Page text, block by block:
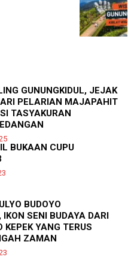
GUNUNGKIDUL, JEJAK
PELARIAN MAJAPAHIT
TASYAKURAN
BUKAAN CUPU
BUDOYO
IKON SENI BUDAYA DARI
KEPEK YANG TERUS
ZAMAN